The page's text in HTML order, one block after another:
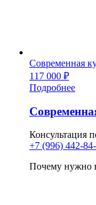
Современная
117 000 ₽
Подробнее
Консультация
+7 (996) 442-
Почему нужно